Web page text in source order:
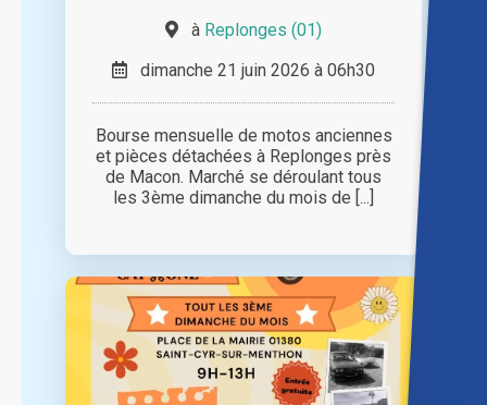
à Replonges (01)
dimanche 21 juin 2026 à 06h30
Bourse mensuelle de motos anciennes
et pièces détachées à Replonges près
de Macon. Marché se déroulant tous
les 3ème dimanche du mois de [...]